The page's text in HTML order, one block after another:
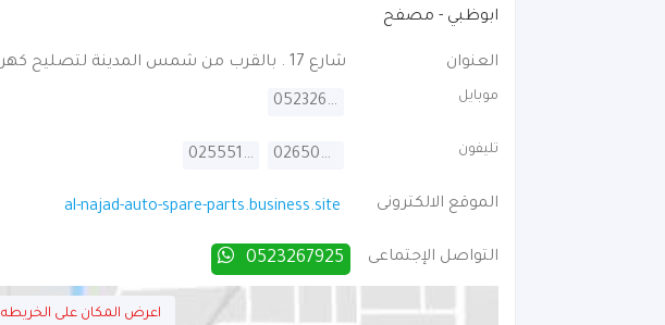
ابوظبي - مصفح
العنوان شارع 17 . بالقرب من شمس المدينة لتصليح كهرباء السيارات
موبايل 0523267925
تليفون 026506754
025551535
الموقع الالكترونى al-najad-auto-spare-parts.business.site
التواصل الإجتماعى 0523267925
اعرض المكان على الخريطه